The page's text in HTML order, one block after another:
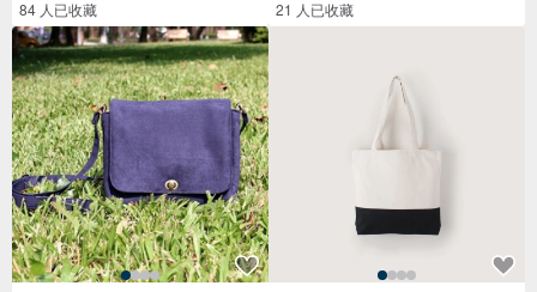
84 人已收藏 21 人已收藏